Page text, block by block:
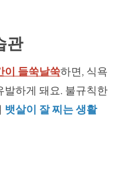
관
이 들쑥날쑥하면, 식욕
발하게 돼요. 불규칙한
뱃살이 잘 찌는 생활